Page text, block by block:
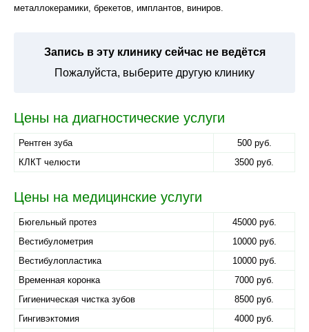
металлокерамики, брекетов, имплантов, виниров.
Запись в эту клинику сейчас не ведётся
Пожалуйста, выберите другую клинику
Цены на диагностические услуги
Рентген зуба
500 руб.
КЛКТ челюсти
3500 руб.
Цены на медицинские услуги
Бюгельный протез
45000 руб.
Вестибулометрия
10000 руб.
Вестибулопластика
10000 руб.
Временная коронка
7000 руб.
Гигиеническая чистка зубов
8500 руб.
Гингивэктомия
4000 руб.